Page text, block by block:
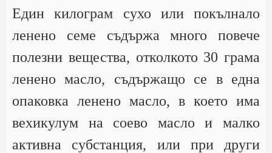
Един килограм сухо или покълнало
ленено семе съдържа много повече
полезни вещества, отколкото 30 грама
ленено масло, съдържащо се в една
опаковка ленено масло, в което има
вехикулум на соево масло и малко
активна субстанция, или при други